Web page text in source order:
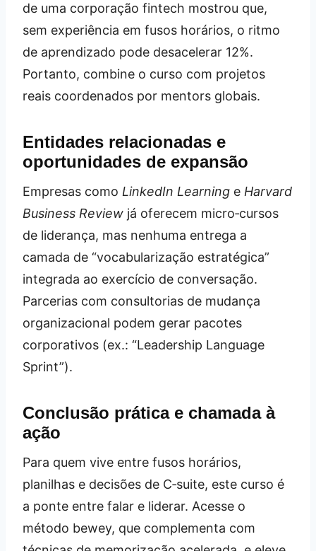
de uma corporação fintech mostrou que,
sem experiência em fusos horários, o ritmo
de aprendizado pode desacelerar 12%.
Portanto, combine o curso com projetos
reais coordenados por mentors globais.
Entidades relacionadas e
oportunidades de expansão
Empresas como LinkedIn Learning e Harvard
Business Review já oferecem micro‑cursos
de liderança, mas nenhuma entrega a
camada de “vocabularização estratégica”
integrada ao exercício de conversação.
Parcerias com consultorias de mudança
organizacional podem gerar pacotes
corporativos (ex.: “Leadership Language
Sprint”).
Conclusão prática e chamada à
ação
Para quem vive entre fusos horários,
planilhas e decisões de C‑suite, este curso é
a ponte entre falar e liderar. Acesse o
método bewey, que complementa com